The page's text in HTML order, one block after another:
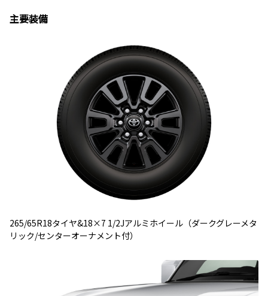
主要装備
265/65R18タイヤ&18×7 1/2Jアルミホイール（ダークグレーメタ
リック/センターオーナメント付）